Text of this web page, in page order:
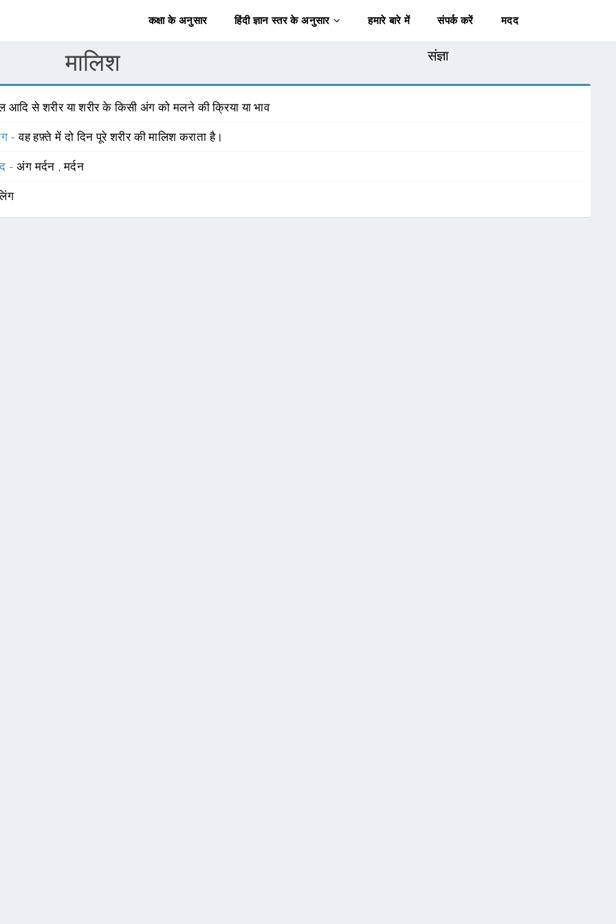
कक्षा के अनुसार हिंदी ज्ञान स्तर के अनुसार हमारे बारे में संपर्क करें मदद
मालिश संज्ञा
आदि से शरीर या शरीर के किसी अंग को मलने की क्रिया या भाव
-वह हफ़्ते में दो दिन पूरे शरीर की मालिश कराता है।
-अंग मर्दन ,मर्दन